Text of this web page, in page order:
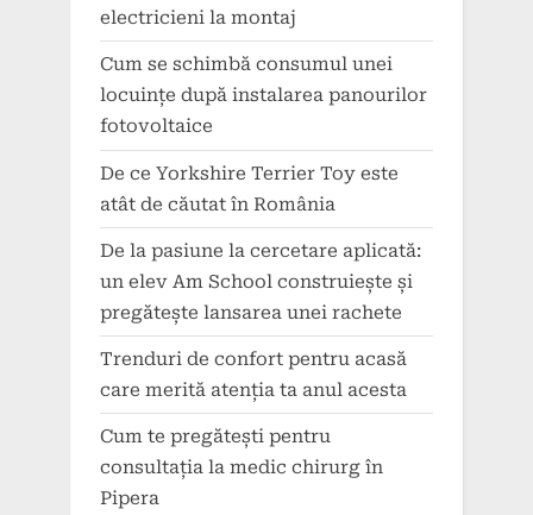
electricieni la montaj
Cum se schimbă consumul unei
locuințe după instalarea panourilor
fotovoltaice
De ce Yorkshire Terrier Toy este
atât de căutat în România
De la pasiune la cercetare aplicată:
un elev Am School construiește și
pregătește lansarea unei rachete
Trenduri de confort pentru acasă
care merită atenția ta anul acesta
Cum te pregătești pentru
consultația la medic chirurg în
Pipera